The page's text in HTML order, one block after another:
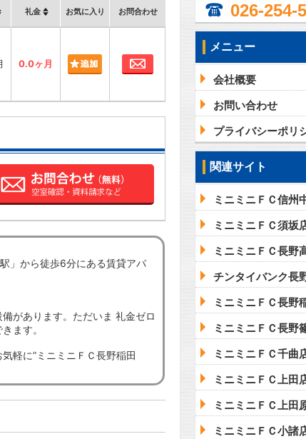
礼金 お気に入り お問合わせ
0.0ヶ月 お問合わせ
」から徒歩6分にある賃貸アパ
があります。ただいま 礼金ゼロ
ます。
軽に”ミニミニＦＣ長野稲田
026-254-
メニュー
会社概要
お問い合わせ
プライバシーポリ
関連サイト
ミニミニＦＣ信州
ミニミニＦＣ須坂
ミニミニＦＣ長野
チンタイバンク長
ミニミニＦＣ長野
ミニミニＦＣ長野
ミニミニＦＣ千曲
ミニミニＦＣ上田
ミニミニＦＣ上田
ミニミニＦＣ小諸